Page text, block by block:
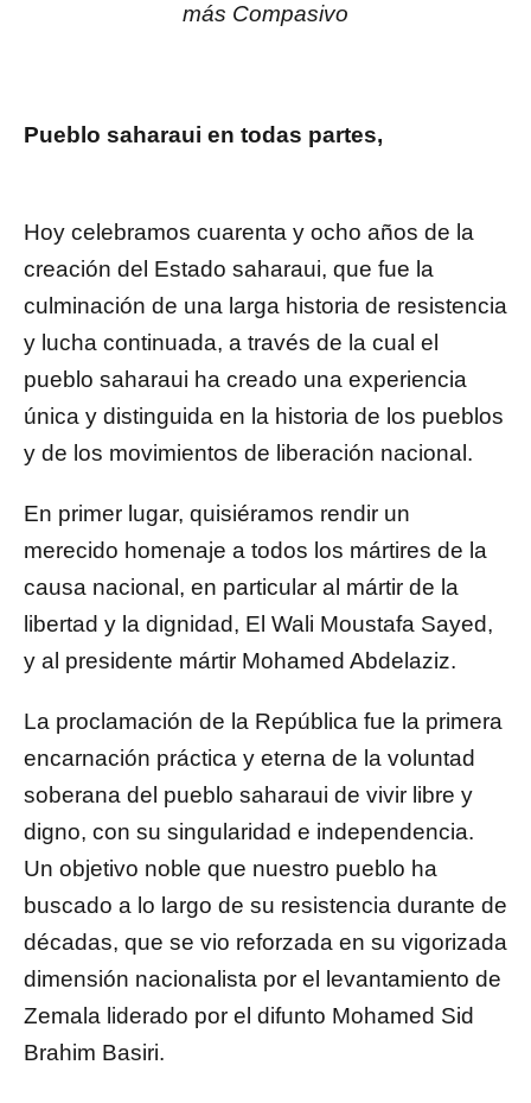
más Compasivo
Pueblo saharaui en todas partes,
Hoy celebramos cuarenta y ocho años de la
creación del Estado saharaui, que fue la
culminación de una larga historia de resistencia
y lucha continuada, a través de la cual el
pueblo saharaui ha creado una experiencia
única y distinguida en la historia de los pueblos
y de los movimientos de liberación nacional.
En primer lugar, quisiéramos rendir un
merecido homenaje a todos los mártires de la
causa nacional, en particular al mártir de la
libertad y la dignidad, El Wali Moustafa Sayed,
y al presidente mártir Mohamed Abdelaziz.
La proclamación de la República fue la primera
encarnación práctica y eterna de la voluntad
soberana del pueblo saharaui de vivir libre y
digno, con su singularidad e independencia.
Un objetivo noble que nuestro pueblo ha
buscado a lo largo de su resistencia durante de
décadas, que se vio reforzada en su vigorizada
dimensión nacionalista por el levantamiento de
Zemala liderado por el difunto Mohamed Sid
Brahim Basiri.